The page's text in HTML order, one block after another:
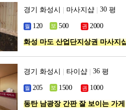
경기 화성시 마사지샵 평
화성 마도 산업단지상권 마사지
경기 화성시 타이샵 평
동탄 남광장 간판 잘 보이는 가게